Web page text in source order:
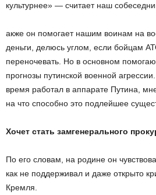
культурнее» — считает наш
акже он помогает нашим воинам на
деньги, делюсь углом, если бойцам
переночевать. Но в основном
прогнозы путинской военной
время работал в аппарате Путина,
на что способно это подлейшее
Хочет стать замгенерального
По его словам, на родине он
как не поддерживал и даже открыто
Кремля.